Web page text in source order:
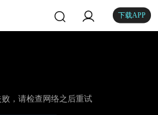
下载APP
，请检查网络之后重试